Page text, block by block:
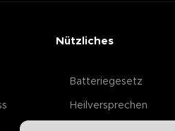
Nützliches
Batteriegesetz
Heilversprechen